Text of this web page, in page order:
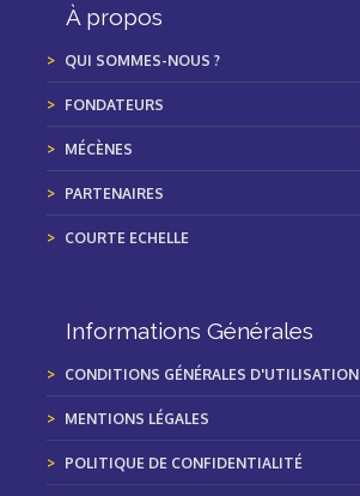
À propos
QUI SOMMES-NOUS ?
FONDATEURS
MÉCÈNES
PARTENAIRES
COURTE ECHELLE
Informations Générales
CONDITIONS GÉNÉRALES D'UTILISATION
MENTIONS LÉGALES
POLITIQUE DE CONFIDENTIALITÉ